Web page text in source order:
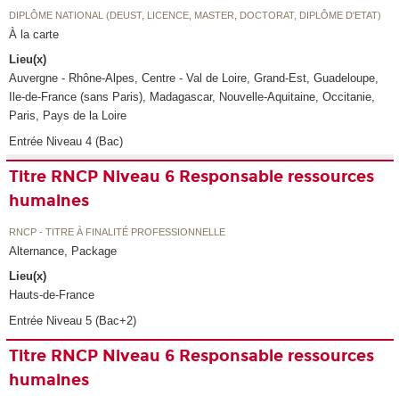
DIPLÔME NATIONAL (DEUST, LICENCE, MASTER, DOCTORAT, DIPLÔME D'ETAT)
À la carte
Lieu(x)
Auvergne - Rhône-Alpes, Centre - Val de Loire, Grand-Est, Guadeloupe,
Ile-de-France (sans Paris), Madagascar, Nouvelle-Aquitaine, Occitanie,
Paris, Pays de la Loire
Entrée Niveau 4 (Bac)
Titre RNCP Niveau 6 Responsable ressources
humaines
RNCP - TITRE À FINALITÉ PROFESSIONNELLE
Alternance, Package
Lieu(x)
Hauts-de-France
Entrée Niveau 5 (Bac+2)
Titre RNCP Niveau 6 Responsable ressources
humaines